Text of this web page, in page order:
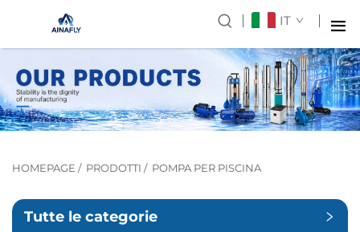
IT
HOMEPAGE / PRODOTTI / POMPA PER PISCINA
Tutte le categorie